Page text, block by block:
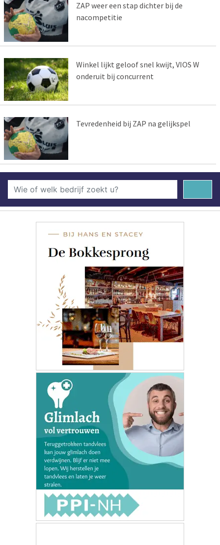
ZAP weer een stap dichter bij de
nacompetitie
Winkel lijkt geloof snel kwijt, VIOS W
onderuit bij concurrent
Tevredenheid bij ZAP na gelijkspel